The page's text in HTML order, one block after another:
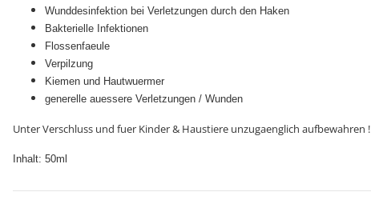
Wunddesinfektion bei Verletzungen durch den Haken
Bakterielle Infektionen
Flossenfaeule
Verpilzung
Kiemen und Hautwuermer
generelle auessere Verletzungen / Wunden
Unter Verschluss und fuer Kinder & Haustiere unzugaenglich aufbewahren !
Inhalt: 50ml